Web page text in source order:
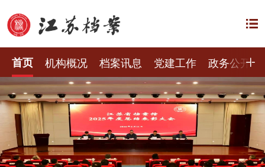
首页 机构概况 档案讯息 党建工作 政务公开